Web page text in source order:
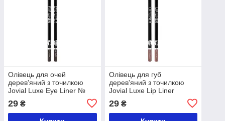
Олівець для очей
дерев'яний з точилкою
Jovial Luxe Eye Liner №
202 Матовий Taupe Сіро-
коричневий
29 ₴
Олівець для губ
дерев'яний з точилкою
Jovial Luxe Lip Liner
29₴